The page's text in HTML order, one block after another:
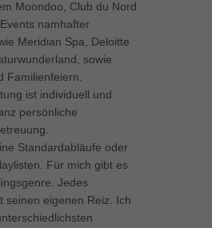
Moondoo, Club du Nord
namhafter
Meridian Spa, Deloitte
sowie
Familienfeiern.
ist individuell und
persönliche
Standardabläufe oder
Für mich gibt es
Jedes
seinen eigenen Reiz. Ich
ganzen Kategorien geben oder sich
lassen und so nur bestimmte
Speichern
Zurück
grundlegende Funktionen und sind für
erforderlich.
anzeigen